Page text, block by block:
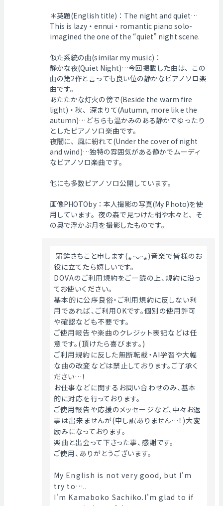
＊英題(English title)：The night and quiet…
This is lazy・ennui・romantic piano solo-
imagined the one of the “quiet” night scene.
似た系統の曲(similar my music)：
静かな夜(Quiet Night)…今回掲載した曲は、この
曲の第2作と言っても良い位の静かなピアノソロ楽
曲です。
あたたかな灯火の傍で(Beside the warm fire
light)・秋、深まりて(Autumn, more lik e the
autumn)…どちらも温かみのある静かでゆったり
としたピアノソロ楽曲です。
夜闇に、風に紛れて(Under the cover of night
and wind)…独特の雰囲気がある静かでムーディ
なピアノソロ楽曲です。
他にも多数ピアノソロ公開しています。
画像PHOTOby：本人撮影の写真(My Photo)を使
用しています。夜の森で見つけた梢や木々と、そ
の奥で浮かぶ月を撮影したものです。
蒲鉾さちこと申します(⁎ᵕᴗᵕ⁎)音楽で皆様のお
役に立てたら嬉しいです。
DOVAのご利用規約をご一読の上、規約に沿っ
てお使いください。
基本的に公序良俗・ご利用規約に反しない利
用であれば、ご利用OKです。個別の使用許可
や確認なども不要です。
ご使用報告や楽曲のクレジット表記などは任
意です。(頂けたら喜びます。)
ご利用規約に反した無断転載・AI学習や大幅
な曲の改変などは禁止しております。ご了承く
ださい…！
お仕事などに関するお問い合わせのみ、基本
的に対応を行っております。
ご使用報告や応援のメッセージなど、中々お返
事は出来ませんが(申し訳ありません…！)大変
励みになっております。
楽曲と出会って下さった事、感謝です。
ご使用、ありがとうございます。
My English is not very good, but I'm
try to…..
I'm Kamaboko Sachiko.I'm glad to if